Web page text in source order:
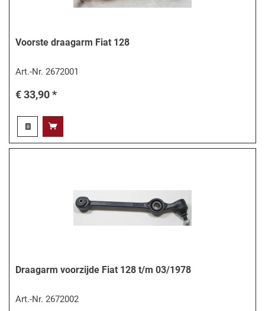
Voorste draagarm Fiat 128
Art.-Nr.2672001
€ 33,90 *
Draagarm voorzijde Fiat 128 t/m 03/1978
Art.-Nr.2672002